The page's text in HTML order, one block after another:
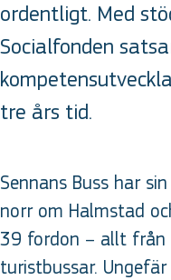
ordentligt. Med
Socialfonden
tre års tid.
Sennans Buss har
norr om Halmstad
39 fordon – allt från
turistbussar.